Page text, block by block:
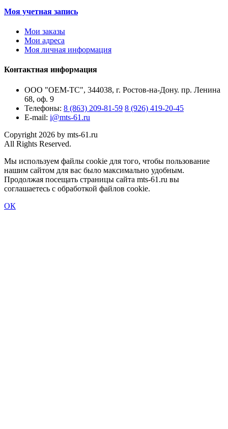
Моя учетная запись
Мои заказы
Мои адреса
Моя личная информация
Контактная информация
ООО "ОЕМ-ТС", 344038, г. Ростов-на-Дону. пр. Ленина
68, оф. 9
Телефоны: 8 (863) 209-81-59 8 (926) 419-20-45
E-mail: i@mts-61.ru
Copyright 2026 by mts-61.ru
All Rights Reserved.
Мы используем файлы cookie для того, чтобы пользование
нашим сайтом для вас было максимально удобным.
Продолжая посещать страницы сайта mts-61.ru вы
соглашаетесь с обработкой файлов cookie.
ОК